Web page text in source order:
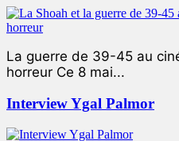
La guerre de 39-45 au
horreur Ce 8 mai...
Interview Ygal Palmor